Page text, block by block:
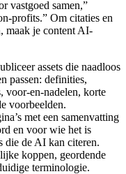
vastgoed samen,”
profits.” Om citaties en
maak je content AI-
assets die naadloos
passen: definities,
voor-en-nadelen, korte
voorbeelden.
met een samenvatting
en voor wie het is
die de AI kan citeren.
koppen, geordende
terminologie.